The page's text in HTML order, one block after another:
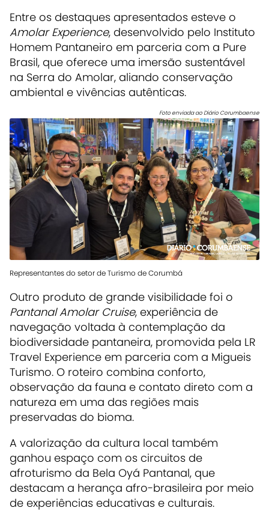
Entre os destaques apresentados esteve o
Amolar Experience, desenvolvido pelo Instituto
Homem Pantaneiro em parceria com a Pure
Brasil, que oferece uma imersão sustentável
na Serra do Amolar, aliando conservação
ambiental e vivências autênticas.
Foto enviada ao Diário Corumbaense
Representantes do setor de Turismo de Corumbá
Outro produto de grande visibilidade foi o
Pantanal Amolar Cruise, experiência de
navegação voltada à contemplação da
biodiversidade pantaneira, promovida pela LR
Travel Experience em parceria com a Migueis
Turismo. O roteiro combina conforto,
observação da fauna e contato direto com a
natureza em uma das regiões mais
preservadas do bioma.
A valorização da cultura local também
ganhou espaço com os circuitos de
afroturismo da Bela Oyá Pantanal, que
destacam a herança afro-brasileira por meio
de experiências educativas e culturais.